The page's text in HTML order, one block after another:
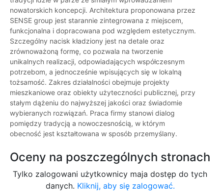
nowatorskich koncepcji. Architektura proponowana przez
SENSE group jest starannie zintegrowana z miejscem,
funkcjonalna i dopracowana pod względem estetycznym.
Szczególny nacisk kładziony jest na detale oraz
zrównoważoną formę, co pozwala na tworzenie
unikalnych realizacji, odpowiadających współczesnym
potrzebom, a jednocześnie wpisujących się w lokalną
tożsamość. Zakres działalności obejmuje projekty
mieszkaniowe oraz obiekty użyteczności publicznej, przy
stałym dążeniu do najwyższej jakości oraz świadomie
wybieranych rozwiązań. Praca firmy stanowi dialog
pomiędzy tradycją a nowoczesnością, w którym
obecność jest kształtowana w sposób przemyślany.
Oceny na poszczególnych stronach
Tylko zalogowani użytkownicy maja dostęp do tych
danych. Kliknij, aby się zalogować.